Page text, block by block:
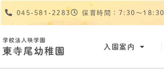
045-581-2283 保育時間：7:30〜18:30
入園案内